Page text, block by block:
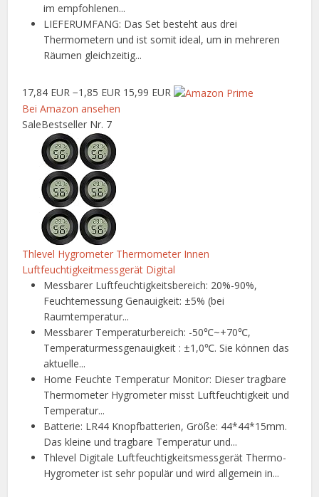
im empfohlenen...
LIEFERUMFANG: Das Set besteht aus drei
Thermometern und ist somit ideal, um in mehreren
Räumen gleichzeitig...
17,84 EUR −1,85 EUR 15,99 EUR
Bei Amazon ansehen
SaleBestseller Nr. 7
Thlevel Hygrometer Thermometer Innen
Luftfeuchtigkeitmessgerät Digital
Messbarer Luftfeuchtigkeitsbereich: 20%-90%,
Feuchtemessung Genauigkeit: ±5% (bei
Raumtemperatur...
Messbarer Temperaturbereich: -50℃~+70℃,
Temperaturmessgenauigkeit : ±1,0℃. Sie können das
aktuelle...
Home Feuchte Temperatur Monitor: Dieser tragbare
Thermometer Hygrometer misst Luftfeuchtigkeit und
Temperatur...
Batterie: LR44 Knopfbatterien, Größe: 44*44*15mm.
Das kleine und tragbare Temperatur und...
Thlevel Digitale Luftfeuchtigkeitsmessgerät Thermo-
Hygrometer ist sehr populär und wird allgemein in...